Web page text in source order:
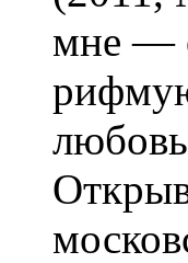
мне —